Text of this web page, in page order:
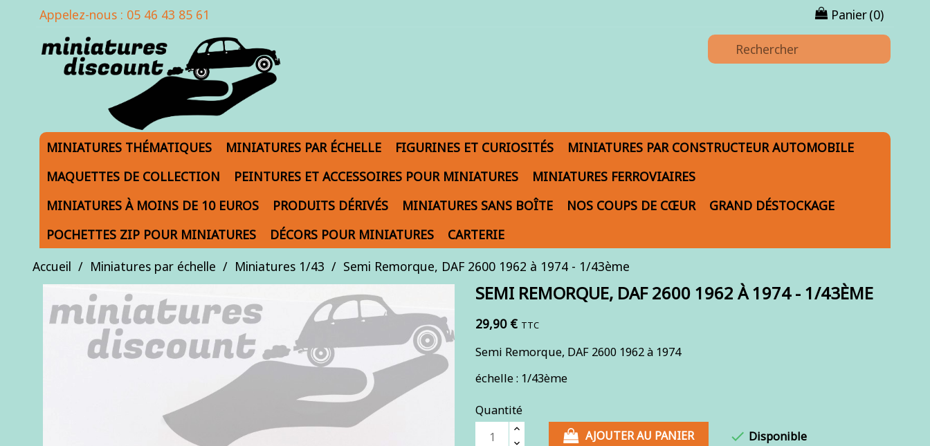
Appelez-nous : 05 46 43 85 61 Panier(0)
MINIATURES THÉMATIQUES MINIATURES PAR ÉCHELLE FIGURINES ET CURIOSITÉS
MINIATURES PAR CONSTRUCTEUR AUTOMOBILE
MAQUETTES DE COLLECTION
PEINTURES ET ACCESSOIRES POUR MINIATURES
MINIATURES FERROVIAIRES
MINIATURES À MOINS DE 10 EUROS
PRODUITS DÉRIVÉS MINIATURES SANS BOÎTE NOS COUPS DE CŒUR
GRAND DÉSTOCKAGE
POCHETTES ZIP POUR MINIATURES
DÉCORS POUR MINIATURES
CARTERIE
Accueil
Miniatures par échelle Miniatures 1/43 Semi Remorque, DAF 2600 1962 à 1974 - 1/43ème
SEMI REMORQUE, DAF 2600 1962 À 1974 - 1/43ÈME
29,90 € TTC
Semi Remorque, DAF 2600 1962 à 1974
échelle : 1/43ème
Quantité
AJOUTER AU PANIER
 Disponible